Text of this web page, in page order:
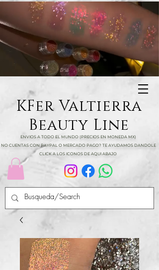
KFer Valtierra
Beauty Line
ENVIOS A TODO EL MUNDO (PRECIOS EN MONEDA MX)
NO CUENTAS CON PAYPAL O MERCADO PAGO? TE AYUDAMOS DANDOLE
CLICK A LOS ICONOS DE AQUI ABAJO